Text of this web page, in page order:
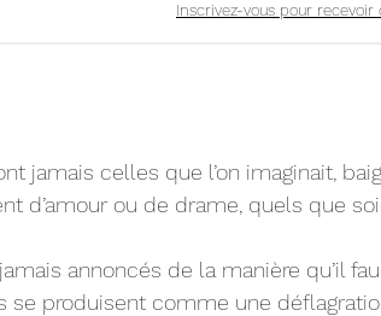
jamais celles que l’on imaginait,
d’amour ou de drame, quels que
annoncés de la manière qu’il
se produisent comme une
Inscrivez-vous pour